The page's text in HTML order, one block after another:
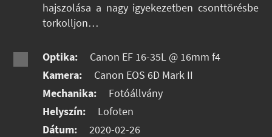
hajszolása a nagy igyekezetben csonttörésbe
torkolljon…
Optika:
Canon EF 16-35L @ 16mm f4
Kamera:
Canon EOS 6D Mark II
Mechanika:
Fotóállvány
Helyszín:
Lofoten
Dátum:
2020-02-26